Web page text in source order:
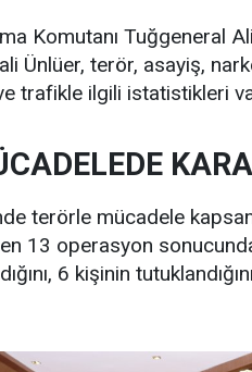
Komutanı Tuğgeneral
Ünlüer, terör, asayiş,
trafikle ilgili istatistikleri
terörle mücadele
13 operasyon
6 kişinin